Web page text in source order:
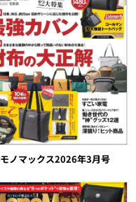
モノマックス2026年3月号